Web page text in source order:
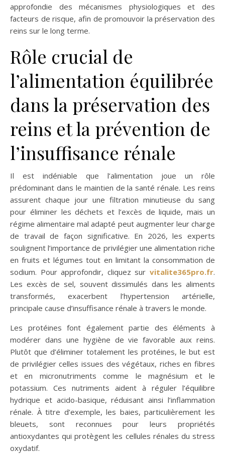
approfondie des mécanismes physiologiques et des
facteurs de risque, afin de promouvoir la préservation des
reins sur le long terme.
Rôle crucial de
l’alimentation équilibrée
dans la préservation des
reins et la prévention de
l’insuffisance rénale
Il est indéniable que l’alimentation joue un rôle
prédominant dans le maintien de la santé rénale. Les reins
assurent chaque jour une filtration minutieuse du sang
pour éliminer les déchets et l’excès de liquide, mais un
régime alimentaire mal adapté peut augmenter leur charge
de travail de façon significative. En 2026, les experts
soulignent l’importance de privilégier une alimentation riche
en fruits et légumes tout en limitant la consommation de
sodium. Pour approfondir, cliquez sur vitalite365pro.fr.
Les excès de sel, souvent dissimulés dans les aliments
transformés, exacerbent l’hypertension artérielle,
principale cause d’insuffisance rénale à travers le monde.
Les protéines font également partie des éléments à
modérer dans une hygiène de vie favorable aux reins.
Plutôt que d’éliminer totalement les protéines, le but est
de privilégier celles issues des végétaux, riches en fibres
et en micronutriments comme le magnésium et le
potassium. Ces nutriments aident à réguler l’équilibre
hydrique et acido-basique, réduisant ainsi l’inflammation
rénale. À titre d’exemple, les baies, particulièrement les
bleuets, sont reconnues pour leurs propriétés
antioxydantes qui protègent les cellules rénales du stress
oxydatif.